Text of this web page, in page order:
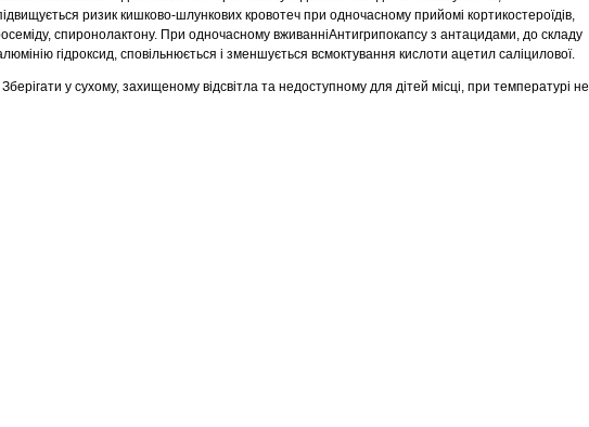
підвищується ризик кишково-шлункових кровотеч при одночасному прийомі кортикостероїдів,
спиронолактону. При одночасному вживанніАнтигрипокапсу з антацидами, до складу
гідроксид, сповільнюється і зменшується всмоктування кислоти ацетил саліцилової.
у сухому, захищеному відсвітла та недоступному для дітей місці, при температурі не